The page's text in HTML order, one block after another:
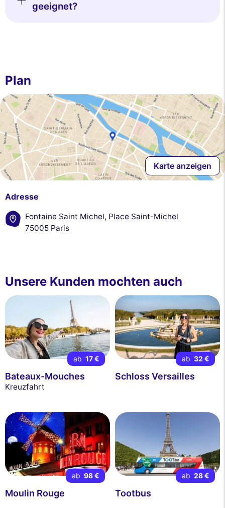
geeignet?
Plan
Karte anzeigen
Adresse
Fontaine Saint Michel, Place Saint-Michel
75005 Paris
Unsere Kunden mochten auch
ab 17 €
Bateaux-Mouches
Kreuzfahrt
ab 32 €
Schloss Versailles
ab 98 €
Moulin Rouge
ab 28 €
Tootbus